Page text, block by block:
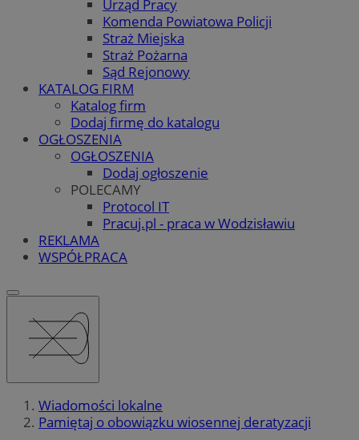
Urząd Pracy
Komenda Powiatowa Policji
Straż Miejska
Straż Pożarna
Sąd Rejonowy
KATALOG FIRM
Katalog firm
Dodaj firmę do katalogu
OGŁOSZENIA
OGŁOSZENIA
Dodaj ogłoszenie
POLECAMY
Protocol IT
Pracuj.pl - praca w Wodzisławiu
REKLAMA
WSPÓŁPRACA
Wiadomości lokalne
Pamiętaj o obowiązku wiosennej deratyzacji